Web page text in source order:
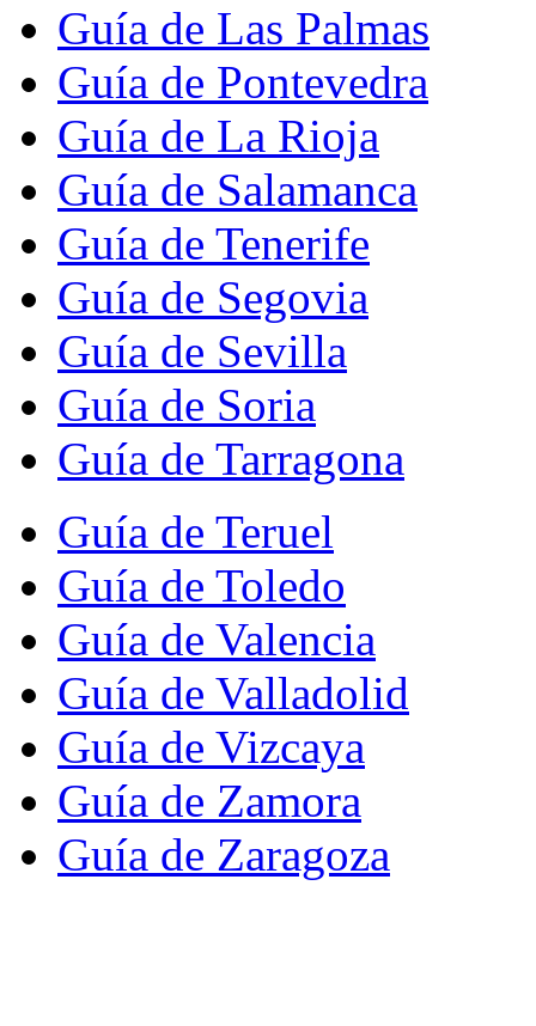
Guía de Las Palmas
Guía de Pontevedra
Guía de La Rioja
Guía de Salamanca
Guía de Tenerife
Guía de Segovia
Guía de Sevilla
Guía de Soria
Guía de Tarragona
Guía de Teruel
Guía de Toledo
Guía de Valencia
Guía de Valladolid
Guía de Vizcaya
Guía de Zamora
Guía de Zaragoza